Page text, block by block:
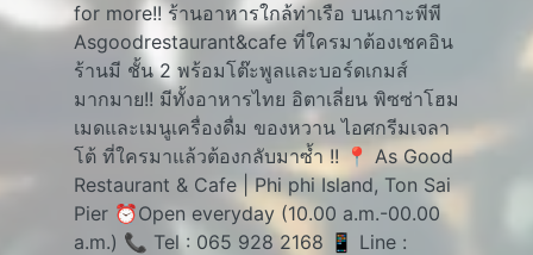
for more!! ร้านอาหารใกล้ท่าเรือ บนเกาะพีพี
Asgoodrestaurant&cafe ที่ใครมาต้องเชคอิน
ร้านมี ชั้น 2 พร้อมโต๊ะพูลและบอร์ดเกมส์
มากมาย!! มีทั้งอาหารไทย อิตาเลี่ยน พิซซ่าโฮม
เมดและเมนูเครื่องดื่ม ของหวาน ไอศกรีมเจลา
โต้ ที่ใครมาแล้วต้องกลับมาซ้ำ !! 📍 As Good
Restaurant & Cafe | Phi phi Island, Ton Sai
Pier ⏰Open everyday (10.00 a.m.-00.00
a.m.) 📞 Tel : 065 928 2168 📱 Line :